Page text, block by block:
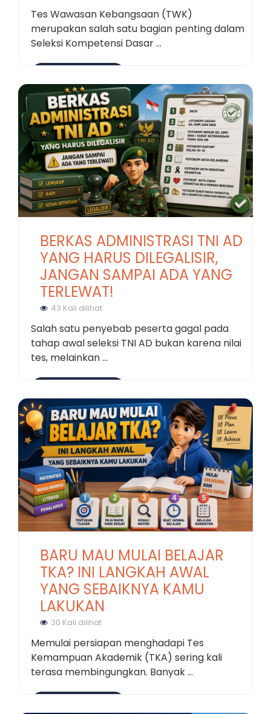
Tes Wawasan Kebangsaan (TWK)
merupakan salah satu bagian penting dalam
Seleksi Kompetensi Dasar ...
BERKAS ADMINISTRASI TNI AD
YANG HARUS DILEGALISIR,
JANGAN SAMPAI ADA YANG
TERLEWAT!
43 Kali dilihat
Salah satu penyebab peserta gagal pada
tahap awal seleksi TNI AD bukan karena nilai
tes, melainkan ...
BARU MAU MULAI BELAJAR
TKA? INI LANGKAH AWAL
YANG SEBAIKNYA KAMU
LAKUKAN
30 Kali dilihat
Memulai persiapan menghadapi Tes
Kemampuan Akademik (TKA) sering kali
terasa membingungkan. Banyak ...